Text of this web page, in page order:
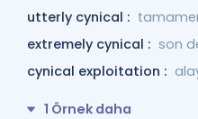
utterly cynical :
extremely cynical : son
cynical exploitation :
1 Örnek daha